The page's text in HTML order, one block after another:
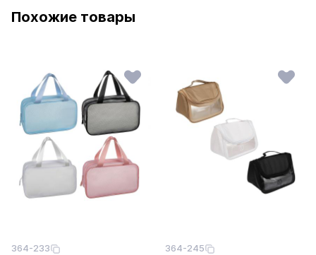
Похожие товары
364-233 364-245